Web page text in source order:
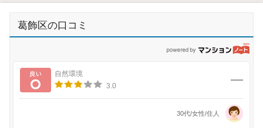
葛飾区の口コミ
良い
自然環境
3.0
30代/女性/住人